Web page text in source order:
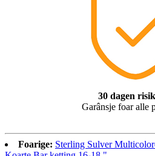
30 dagen
Garânsje foar alle
Foarige: Sterling Sulver